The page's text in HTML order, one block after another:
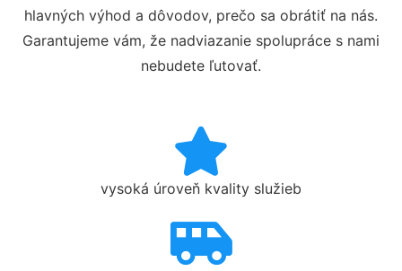
hlavných výhod a dôvodov, prečo sa obrátiť na nás.
Garantujeme vám, že nadviazanie spolupráce s nami
nebudete ľutovať.
vysoká úroveň kvality služieb